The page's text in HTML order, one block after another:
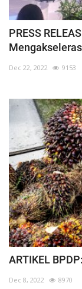
PRESS
Dec 22, 2022 9153
ARTIKEL
Dec 8, 2022 8970